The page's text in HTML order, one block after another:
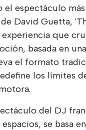
el espectáculo
David Guetta,
que
basada en
el formato
los límites
del DJ
se basa